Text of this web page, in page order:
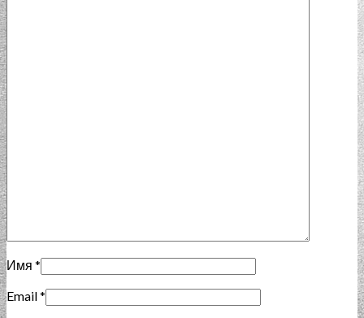
Имя *
Email*